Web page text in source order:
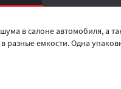
в салоне автомобиля, а
разные емкости. Одна